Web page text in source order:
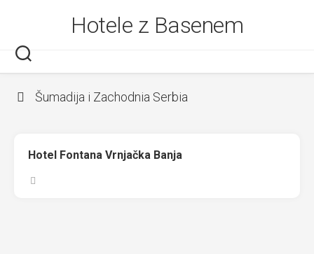
Hotele z Basenem
Šumadija i Zachodnia Serbia
Hotel Fontana Vrnjačka Banja